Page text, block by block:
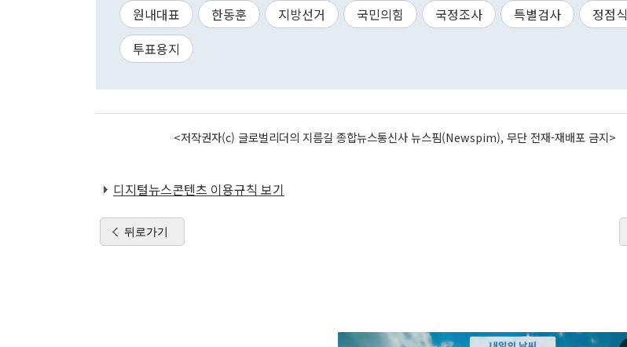
원내대표 한동훈 지방선거 국민의힘 국정조사 특별검사
정점식
투표용지
<저작권자(c) 글로벌리더의 지름길 종합뉴스통신사 뉴스핌(Newspim), 무단 전재-재배포 금지>
디지털뉴스콘텐츠 이용규칙 보기
뒤로가기